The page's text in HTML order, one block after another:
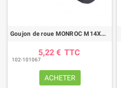
Goujon de roue MONROC M14X1,5 Long. 49
5,22 € TTC
102-101067
ACHETER